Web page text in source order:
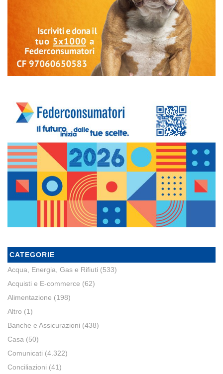
CATEGORIE
Acqua, Energia, Gas e Rifiuti (533)
Acquisti e E-commerce (62)
Alimentazione (198)
Altro (1)
Banche e Assicurazioni (438)
Casa (50)
Comunicati (4.322)
Conciliazioni (41)